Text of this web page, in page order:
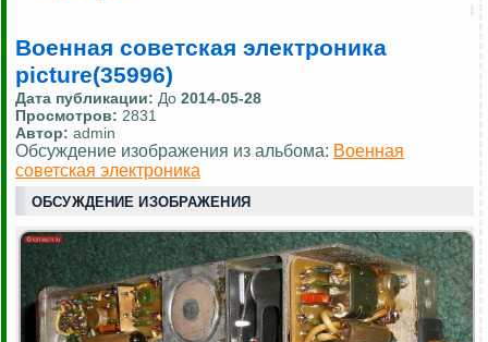
Военная советская электроника
picture(35996)
Дата публикации: До 2014-05-28
Просмотров: 2831
Автор: admin
Обсуждение изображения из альбома: Военная
советская электроника
ОБСУЖДЕНИЕ ИЗОБРАЖЕНИЯ